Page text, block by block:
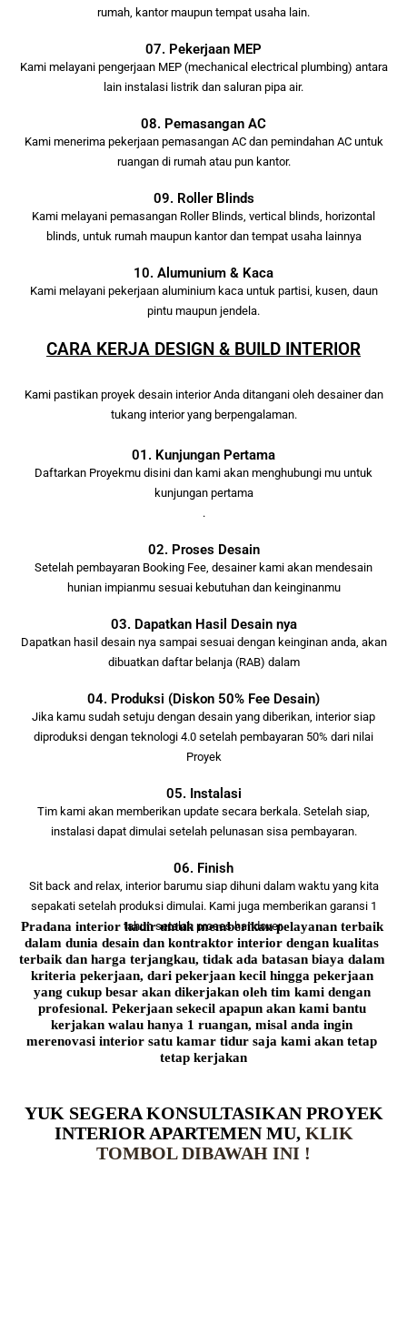
rumah, kantor maupun tempat usaha lain.
07. Pekerjaan MEP
Kami melayani pengerjaan MEP (mechanical electrical plumbing) antara
lain instalasi listrik dan saluran pipa air.
08. Pemasangan AC
Kami menerima pekerjaan pemasangan AC dan pemindahan AC untuk
ruangan di rumah atau pun kantor.
09. Roller Blinds
Kami melayani pemasangan Roller Blinds, vertical blinds, horizontal
blinds, untuk rumah maupun kantor dan tempat usaha lainnya
10. Alumunium & Kaca
Kami melayani pekerjaan aluminium kaca untuk partisi, kusen, daun
pintu maupun jendela.
CARA KERJA DESIGN & BUILD INTERIOR
Kami pastikan proyek desain interior Anda ditangani oleh desainer dan
tukang interior yang berpengalaman.
01. Kunjungan Pertama
Daftarkan Proyekmu disini dan kami akan menghubungi mu untuk
kunjungan pertama
.
02. Proses Desain
Setelah pembayaran Booking Fee, desainer kami akan mendesain
hunian impianmu sesuai kebutuhan dan keinginanmu
03. Dapatkan Hasil Desain nya
Dapatkan hasil desain nya sampai sesuai dengan keinginan anda, akan
dibuatkan daftar belanja (RAB) dalam
04. Produksi (Diskon 50% Fee Desain)
Jika kamu sudah setuju dengan desain yang diberikan, interior siap
diproduksi dengan teknologi 4.0 setelah pembayaran 50% dari nilai
Proyek
05. Instalasi
Tim kami akan memberikan update secara berkala. Setelah siap,
instalasi dapat dimulai setelah pelunasan sisa pembayaran.
06. Finish
Sit back and relax, interior barumu siap dihuni dalam waktu yang kita
sepakati setelah produksi dimulai. Kami juga memberikan garansi 1
tahun setelah proses handover.
Pradana interior hadir untuk memberikan pelayanan terbaik
dalam dunia desain dan kontraktor interior dengan kualitas
terbaik dan harga terjangkau, tidak ada batasan biaya dalam
kriteria pekerjaan, dari pekerjaan kecil hingga pekerjaan
yang cukup besar akan dikerjakan oleh tim kami dengan
profesional. Pekerjaan sekecil apapun akan kami bantu
kerjakan walau hanya 1 ruangan, misal anda ingin
merenovasi interior satu kamar tidur saja kami akan tetap
tetap kerjakan
YUK SEGERA KONSULTASIKAN PROYEK
INTERIOR APARTEMEN MU, KLIK
TOMBOL DIBAWAH INI !